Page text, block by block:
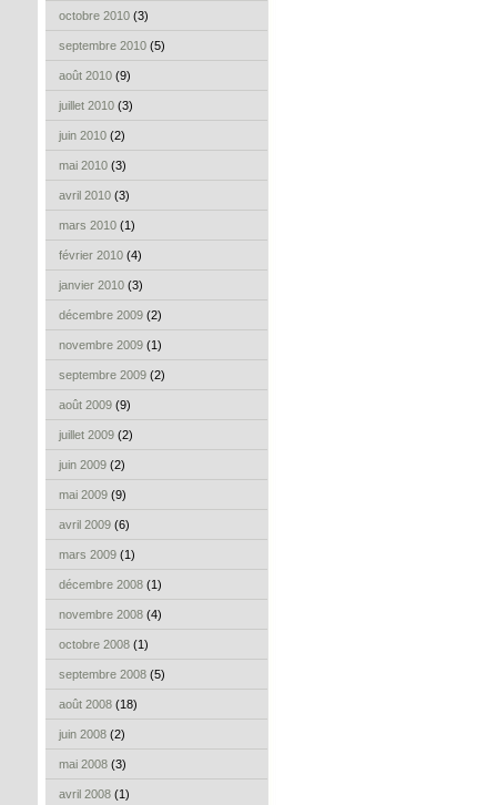
octobre 2010 (3)
septembre 2010 (5)
août 2010 (9)
juillet 2010 (3)
juin 2010 (2)
mai 2010 (3)
avril 2010 (3)
mars 2010 (1)
février 2010 (4)
janvier 2010 (3)
décembre 2009 (2)
novembre 2009 (1)
septembre 2009 (2)
août 2009 (9)
juillet 2009 (2)
juin 2009 (2)
mai 2009 (9)
avril 2009 (6)
mars 2009 (1)
décembre 2008 (1)
novembre 2008 (4)
octobre 2008 (1)
septembre 2008 (5)
août 2008 (18)
juin 2008 (2)
mai 2008 (3)
avril 2008 (1)